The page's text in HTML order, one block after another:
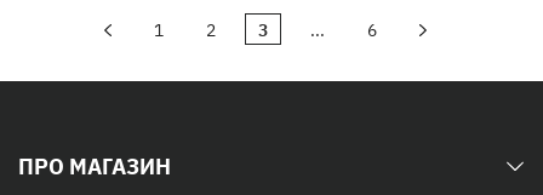
1 2 3 ... 6
ПРО МАГАЗИН